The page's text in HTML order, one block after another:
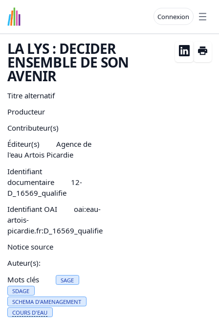
Connexion
LA LYS : DECIDER
ENSEMBLE DE SON
AVENIR
Titre alternatif
Producteur
Contributeur(s)
Éditeur(s)
Agence de
l'eau Artois Picardie
Identifiant
documentaire
12-
D_16569_qualifie
Identifiant OAI
oai:eau-
artois-
picardie.fr:D_16569_qualifie
Notice source
Auteur(s):
Mots clés
SAGE
SDAGE
SCHEMA D'AMENAGEMENT
COURS D'EAU